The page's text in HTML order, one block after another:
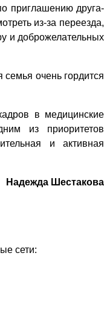
приглашению друга-
из-за переезда,
и доброжелательных
очень гордится
в медицинские
из приоритетов
и активная
Надежда Шестакова
сети: